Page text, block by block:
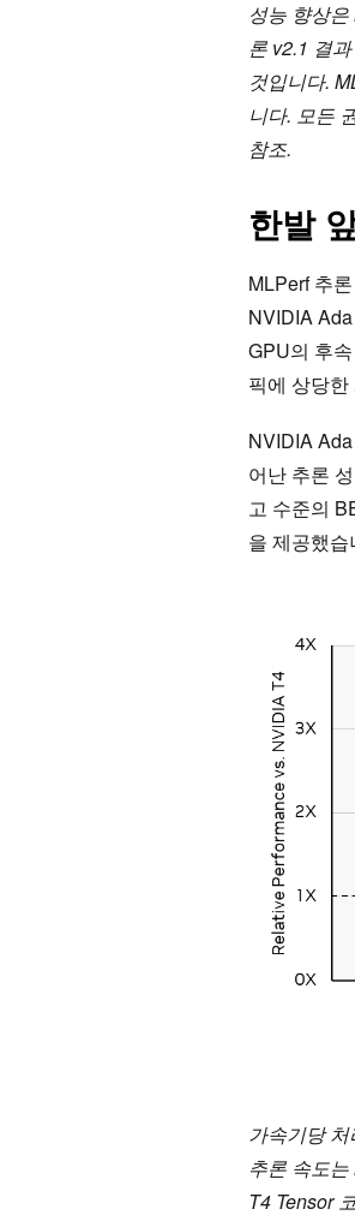
성능 향상
론 v2.1 결
것입니다.
니다. 모든
참조.
한발
MLPerf 추
NVIDIA
GPU의 후
픽에 상당
NVIDIA
어난 추론
고 수준의
을 제공했습
가속기당
추론 속도
T4 Tensor